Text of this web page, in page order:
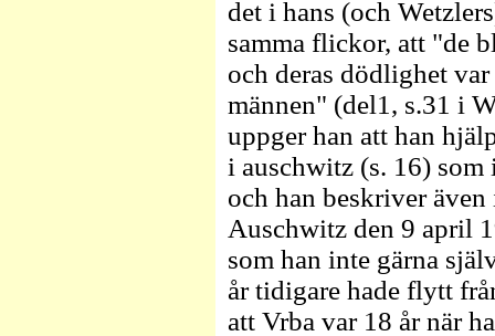
det i hans (och
samma flickor, att "de
och deras dödlighet
männen" (del1, s.31 i
uppger han att han
i auschwitz (s. 16)
och han beskriver
Auschwitz den 9 april
som han inte gärna
år tidigare hade flytt
att Vrba var 18 år när